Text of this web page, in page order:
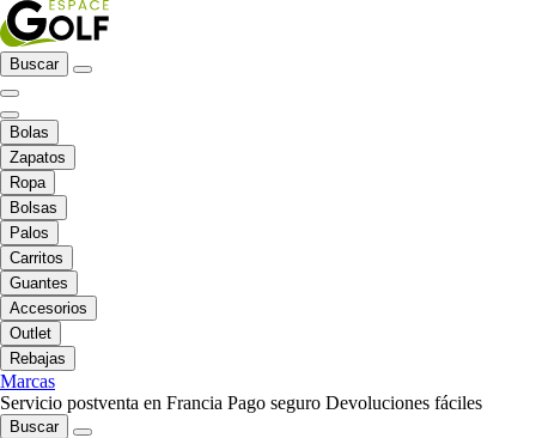
Buscar
Bolas
Zapatos
Ropa
Bolsas
Palos
Carritos
Guantes
Accesorios
Outlet
Rebajas
Marcas
Servicio postventa en Francia Pago seguro Devoluciones fáciles
Buscar